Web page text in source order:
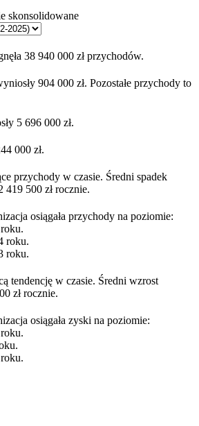
skonsolidowane
38 940 000 zł przychodów.
904 000 zł. Pozostałe przychody to
5 696 000 zł.
000 zł.
przychody w czasie. Średni spadek
500 zł rocznie.
osiągała przychody na poziomie:
roku.
roku.
tendencję w czasie. Średni wzrost
zł rocznie.
osiągała zyski na poziomie: